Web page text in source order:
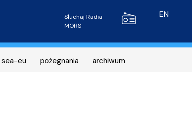
Radio MORS
Słuchaj Radia
MORS
EN
sea-eu pożegnania archiwum